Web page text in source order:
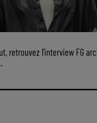
retrouvez l'interview FG